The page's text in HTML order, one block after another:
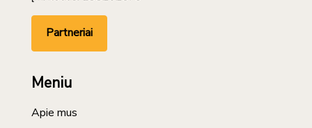
Partneriai
Meniu
Apie mus